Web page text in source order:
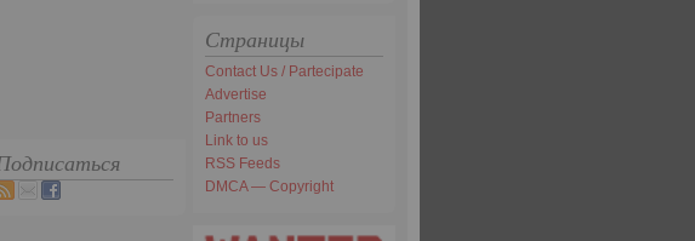
Страницы
Contact Us / Partecipate
Advertise
Partners
Link to us
RSS Feeds
DMCA — Copyright